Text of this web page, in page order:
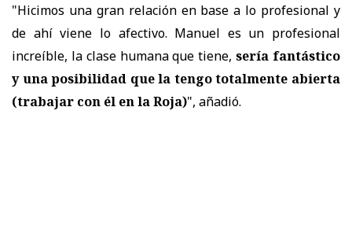
"Hicimos una gran relación en base a lo profesional y
de ahí viene lo afectivo. Manuel es un profesional
increíble, la clase humana que tiene,sería fantástico
y una posibilidad que la tengo totalmente abierta
(trabajar con él en la Roja)", añadió.